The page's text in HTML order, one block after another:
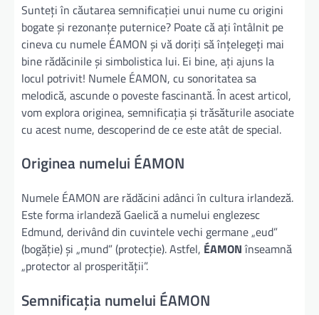
Sunteți în căutarea semnificației unui nume cu origini
bogate și rezonanțe puternice? Poate că ați întâlnit pe
cineva cu numele ÉAMON și vă doriți să înțelegeți mai
bine rădăcinile și simbolistica lui. Ei bine, ați ajuns la
locul potrivit! Numele ÉAMON, cu sonoritatea sa
melodică, ascunde o poveste fascinantă. În acest articol,
vom explora originea, semnificația și trăsăturile asociate
cu acest nume, descoperind de ce este atât de special.
Originea numelui ÉAMON
Numele ÉAMON are rădăcini adânci în cultura irlandeză.
Este forma irlandeză Gaelică a numelui englezesc
Edmund, derivând din cuvintele vechi germane „eud”
(bogăție) și „mund” (protecție). Astfel, ÉAMONînseamnă
„protector al prosperității”.
Semnificația numelui ÉAMON